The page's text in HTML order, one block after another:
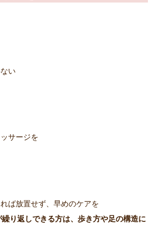
い
サージを
ば放置せず、早めのケアを
り返しできる方は、歩き方や足の構造に